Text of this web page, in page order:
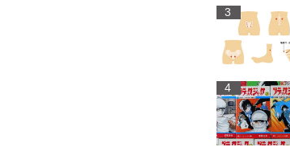
3
4